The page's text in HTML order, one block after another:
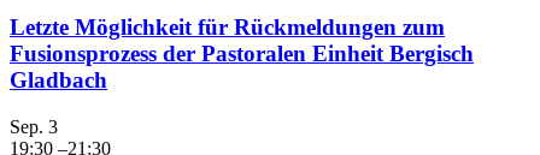
Letzte Möglichkeit für Rückmeldungen zum
Fusionsprozess der Pastoralen Einheit Bergisch
Gladbach
Sep. 3
19:30 –21:30